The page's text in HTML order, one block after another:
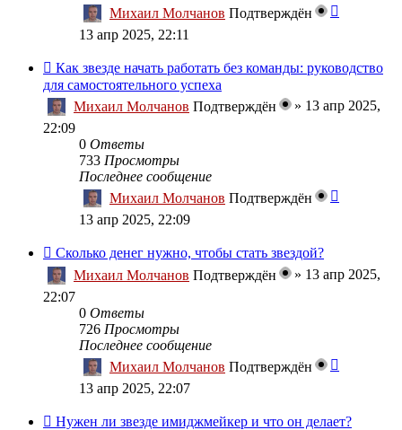
Михаил Молчанов Подтверждён
13 апр 2025, 22:11
Как звезде начать работать без команды: руководство
для самостоятельного успеха
Михаил Молчанов Подтверждён » 13 апр 2025,
22:09
0 Ответы
733 Просмотры
Последнее сообщение
Михаил Молчанов Подтверждён
13 апр 2025, 22:09
Сколько денег нужно, чтобы стать звездой?
Михаил Молчанов Подтверждён » 13 апр 2025,
22:07
0 Ответы
726 Просмотры
Последнее сообщение
Михаил Молчанов Подтверждён
13 апр 2025, 22:07
Нужен ли звезде имиджмейкер и что он делает?